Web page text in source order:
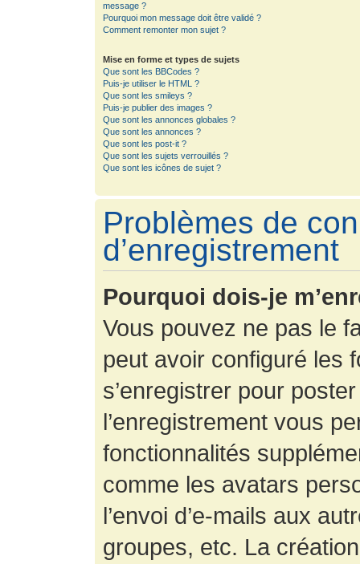
message ?
Pourquoi mon message doit être validé ?
Comment remonter mon sujet ?
Mise en forme et types de sujets
Que sont les BBCodes ?
Puis-je utiliser le HTML ?
Que sont les smileys ?
Puis-je publier des images ?
Que sont les annonces globales ?
Que sont les annonces ?
Que sont les post-it ?
Que sont les sujets verrouillés ?
Que sont les icônes de sujet ?
Problèmes de
d’enregistrement
Pourquoi dois-je
Vous pouvez ne pas le
peut avoir configuré les
s’enregistrer pour
l’enregistrement vous
fonctionnalités
comme les avatars
l’envoi d’e-mails aux
groupes, etc. La